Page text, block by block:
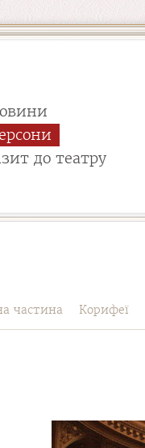
до театру
частина Корифеї